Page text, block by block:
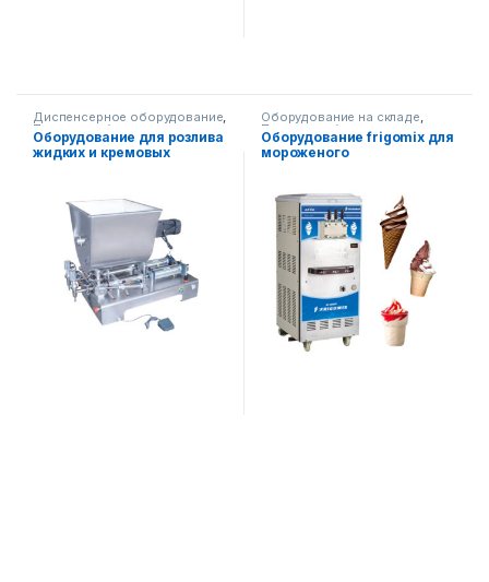
Диспенсерное оборудование,
Пищевое оборудование
Упаковочное оборудование
Оборудование для розлива
жидких и кремовых
Оборудование на складе,
Пищевое оборудование
Оборудование frigomix для
мороженого